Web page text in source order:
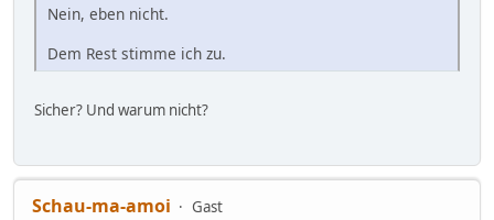
Nein, eben nicht.
Dem Rest stimme ich zu.
Sicher? Und warum nicht?
Schau-ma-amoi
Gast